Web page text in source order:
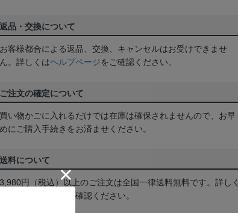
返品・交換について
お客様都合による返品、交換、キャンセルはお受けできませ
ん。詳しくはヘルプページをご確認ください。
ご注文の確定について
買い物かごに入れるだけでは在庫は確保されませんので、お早
めにご購入手続きをお済ませください。
送料について
3,980円（税込）以上のご注文は全国一律送料無料です。詳しく
をご確認ください。